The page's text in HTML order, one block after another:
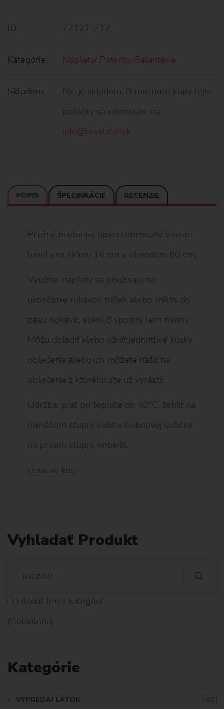
ID: 77121-712
Kategórie: Náplety/ Patenty, Galantéria
Skladom:
Nie je skladom. O možnosti kúpy tejto
položky sa informujte na:
info@textilstar.sk
POPIS ŠPECIFIKÁCIE RECENZIE
Pružný bavlnený úplet rebrovaný v tvare
tunela so šírkou 16 cm a obvodom 80 cm.
Využitie: náplety sa používaju na
ukončenie rukávov tričiek alebo mikín, do
pásu nohavíc, sukní či spodný lem mikiny.
Môžu doladiť alebo oživiť jednotlivé kúsky
oblečenia alebo ich môžete našiť na
oblečenie z ktorého ste už vyrástli.
Údržba: prať pri teplote do 40°C, žehliť na
najnižšom stupni, sušiť v bubnovej sušičke
na prvom stupni, nebieliť.
Cena za kus.
Vyhladať Produkt
D
Hladať len v kategórií
(Galantéria)
Kategórie
VÝPREDAJ LÁTOK 63